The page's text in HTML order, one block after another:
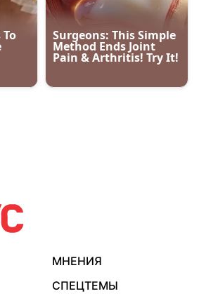
МНЕНИЯ
СПЕЦТЕМЫ